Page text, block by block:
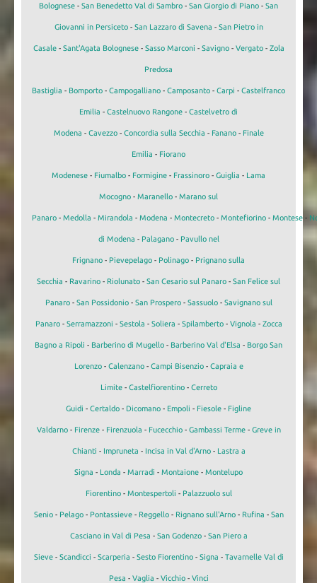
Bolognese - San Benedetto Val di Sambro - San Giorgio di Piano - San
Giovanni in Persiceto- San Lazzaro di Savena - San Pietro in
Casale- Sant'Agata Bolognese- Sasso Marconi - Savigno- Vergato- Zola
Predosa
Bastiglia - Bomporto - Campogalliano - Camposanto - Carpi - Castelfranco
Emilia - Castelnuovo Rangone - Castelvetro di
Modena - Cavezzo- Concordia sulla Secchia - Fanano- Finale
Emilia - Fiorano
Modenese - Fiumalbo - Formigine - Frassinoro - Guiglia - Lama
Mocogno - Maranello - Marano sul
Panaro - Medolla - Mirandola - Modena - Montecreto - Montefiorino - Montese -
di Modena - Palagano- Pavullo nel
Frignano - Pievepelago - Polinago - Prignano sulla
Secchia - Ravarino - Riolunato - San Cesario sul Panaro - San Felice sul
Panaro- San Possidonio- San Prospero- Sassuolo- Savignano sul
Panaro- Serramazzoni - Sestola - Soliera - Spilamberto- Vignola - Zocca
Bagno a Ripoli - Barberino di Mugello - Barberino Val d'Elsa - Borgo San
Lorenzo- Calenzano- Campi Bisenzio- Capraia e
Limite- Castelfiorentino- Cerreto
Guidi - Certaldo - Dicomano - Empoli - Fiesole - Figline
Valdarno- Firenze- Firenzuola - Fucecchio- Gambassi Terme- Greve in
Chianti - Impruneta - Incisa in Val d'Arno- Lastra a
Signa - Londa - Marradi - Montaione - Montelupo
Fiorentino- Montespertoli - Palazzuolo sul
Senio- Pelago- Pontassieve- Reggello- Rignano sull'Arno- Rufina - San
Casciano in Val di Pesa - San Godenzo- San Piero a
Sieve- Scandicci - Scarperia - Sesto Fiorentino- Signa - Tavarnelle Val di
Pesa - Vaglia - Vicchio- Vinci